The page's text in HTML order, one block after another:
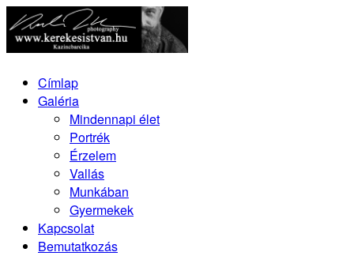
Címlap
Galéria
Mindennapi élet
Portrék
Érzelem
Vallás
Munkában
Gyermekek
Kapcsolat
Bemutatkozás